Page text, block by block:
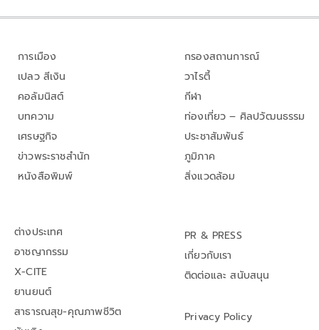
การเมือง
เปลว สีเงิน
คอลัมนิสต์
บทความ
เศรษฐกิจ
ข่าวพระราชสำนัก
หนังสือพิมพ์
กรองสถานการณ์
วาไรตี้
กีฬา
ท่องเที่ยว – ศิลปวัฒนธรรม
ประชาสัมพันธ์
ภูมิภาค
สิ่งแวดล้อม
ต่างประเทศ
อาชญากรรม
X-CITE
ยานยนต์
สาธารณสุข-คุณภาพชีวิต
PR & PRESS
เกี่ยวกับเรา
ติดต่อและ สนับสนุน
Privacy Policy